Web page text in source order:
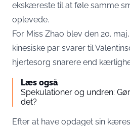
ekskæreste til at føle samme
oplevede.
For Miss Zhao blev den 20.
kinesiske par svarer til
hjertesorg snarere end
Læs også
Spekulationer og undren:
det?
Efter at have opdaget sin